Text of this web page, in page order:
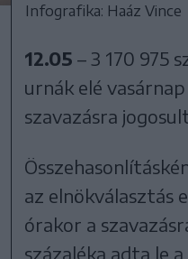
Infografika: Haáz Vince
12.05 – 3 170 975
urnák elé vasárnap
szavazásra
az elnökválasztás
órakor a
százaléka adta le